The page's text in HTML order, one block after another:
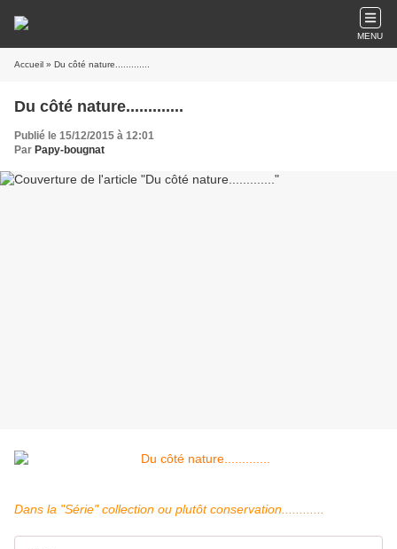
MENU
Accueil » Du côté nature.............
Du côté nature.............
Publié le 15/12/2015 à 12:01
Par Papy-bougnat
Dans la "Série" collection ou plutôt conservation............